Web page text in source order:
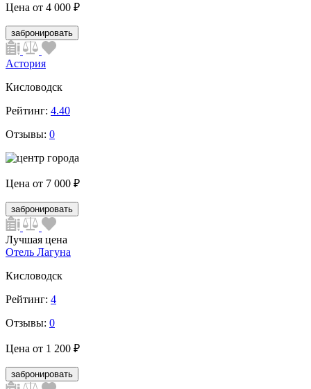
Цена от 4 000 ₽
забронировать
Астория
Кисловодск
Рейтинг: 4.40
Отзывы: 0
Цена от 7 000 ₽
забронировать
Лучшая цена
Отель Лагуна
Кисловодск
Рейтинг: 4
Отзывы: 0
Цена от 1 200 ₽
забронировать